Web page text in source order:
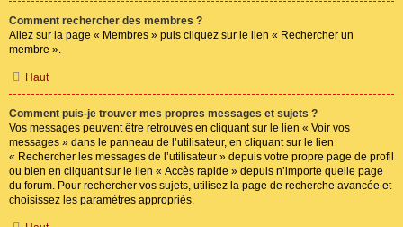
Comment rechercher des membres ?
Allez sur la page « Membres » puis cliquez sur le lien « Rechercher un
membre ».
Haut
Comment puis-je trouver mes propres messages et sujets ?
Vos messages peuvent être retrouvés en cliquant sur le lien « Voir vos
messages » dans le panneau de l’utilisateur, en cliquant sur le lien
« Rechercher les messages de l’utilisateur » depuis votre propre page de profil
ou bien en cliquant sur le lien « Accès rapide » depuis n’importe quelle page
du forum. Pour rechercher vos sujets, utilisez la page de recherche avancée et
choisissez les paramètres appropriés.